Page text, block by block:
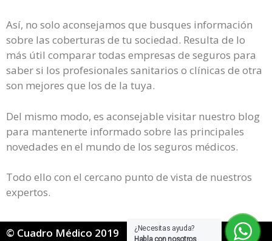
¿Necesitas ayuda?
Así, no solo aconsejamos que busques información
sobre las coberturas de tu sociedad. Resulta de lo
más útil comparar todas empresas de seguros para
saber si los profesionales sanitarios o clínicas de otra
son mejores que los de la tuya.
Del mismo modo, es aconsejable visitar nuestro blog
para mantenerte informado sobre las principales
novedades en el mundo de los seguros médicos.
Todo ello con el cercano punto de vista de nuestros
expertos.
© Cuadro Médico 2019